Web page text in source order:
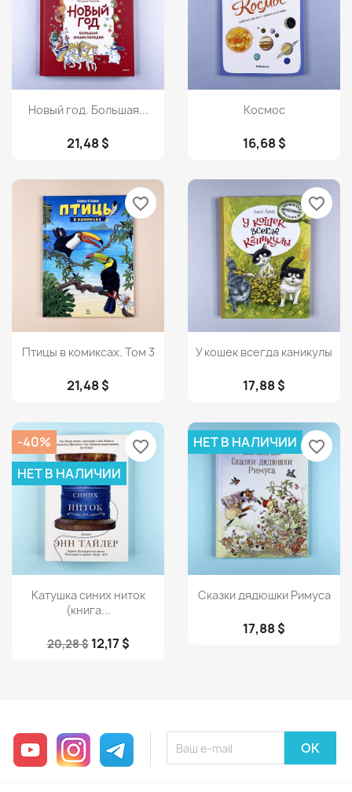
Просмотр
Новый год. Большая...
21,48 $
Просмотр
Космос
16,68 $
Просмотр
Птицы в комиксах. Том 3
21,48 $
favorite_border
Просмотр
У кошек всегда каникулы
17,88 $
favorite_border
Просмотр
Катушка синих ниток
(книга...
20,28 $ 12,17 $
-40%
НЕТ В НАЛИЧИИ
favorite_border
Просмотр
Сказки дядюшки Римуса
17,88 $
НЕТ В НАЛИЧИИ favorite_border
YouTube InstagramTelegram